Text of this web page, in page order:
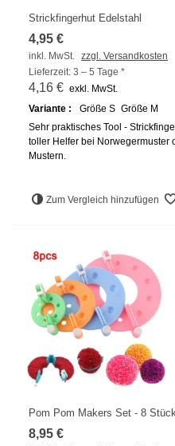
Strickfingerhut Edelstahl
4,95 €
inkl. MwSt. zzgl. Versandkosten
Lieferzeit: 3 – 5 Tage *
4,16 € exkl. MwSt.
Variante :
Größe S Größe M
Sehr praktisches Tool -
toller Helfer bei Norwegermuster
Mustern.
Zum Vergleich hinzufügen
Pom Pom Makers Set - 8 Stück
8,95 €